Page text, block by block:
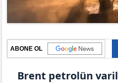
ABONE OL
Brent petrolün